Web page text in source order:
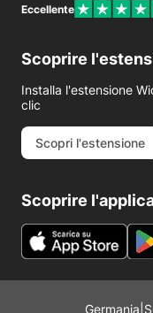
Eccellente
Scoprire
Installa l'estensione
clic
Scopri l'estensione
Scoprire
Germania